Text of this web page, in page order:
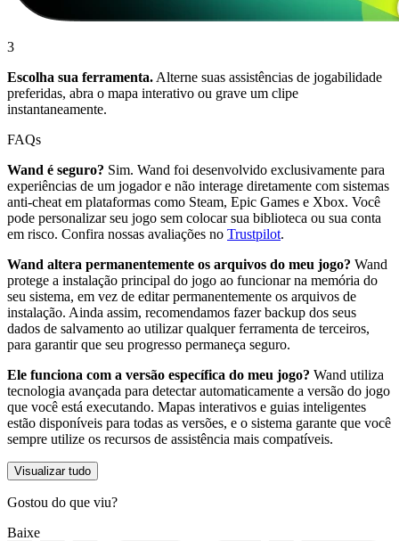
3
Escolha sua ferramenta. Alterne suas assistências de jogabilidade
preferidas, abra o mapa interativo ou grave um clipe
instantaneamente.
FAQs
Wand é seguro? Sim. Wand foi desenvolvido exclusivamente para
experiências de um jogador e não interage diretamente com sistemas
anti-cheat em plataformas como Steam, Epic Games e Xbox. Você
pode personalizar seu jogo sem colocar sua biblioteca ou sua conta
em risco. Confira nossas avaliações no Trustpilot.
Wand altera permanentemente os arquivos do meu jogo? Wand
protege a instalação principal do jogo ao funcionar na memória do
seu sistema, em vez de editar permanentemente os arquivos de
instalação. Ainda assim, recomendamos fazer backup dos seus
dados de salvamento ao utilizar qualquer ferramenta de terceiros,
para garantir que seu progresso permaneça seguro.
Ele funciona com a versão específica do meu jogo? Wand utiliza
tecnologia avançada para detectar automaticamente a versão do jogo
que você está executando. Mapas interativos e guias inteligentes
estão disponíveis para todas as versões, e o sistema garante que você
sempre utilize os recursos de assistência mais compatíveis.
Visualizar tudo
Gostou do que viu?
Baixe